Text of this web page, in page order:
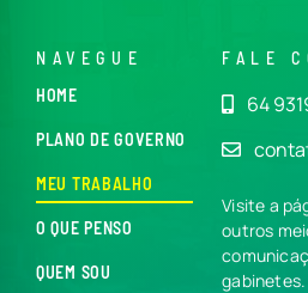
NAVEGUE
HOME
PLANO DE GOVERNO
MEU TRABALHO
O QUE PENSO
QUEM SOU
FALE
64
Visite a
outros
gabinetes.